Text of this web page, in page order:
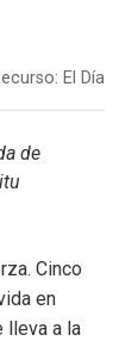
El Día
de
Cinco
en
lleva a la